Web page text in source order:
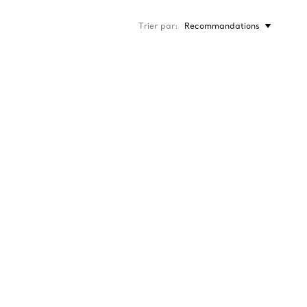
Trier par Recommandations